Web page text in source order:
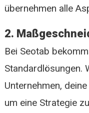
übernehmen alle
2.
Bei Seotab
Standardlösungen.
Unternehmen,
um eine Strategie